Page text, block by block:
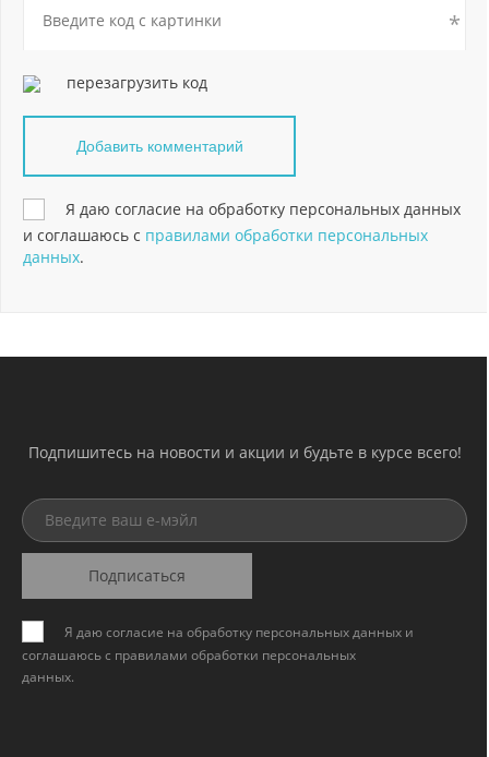
перезагрузить код
Я даю согласие на обработку персональных данных
и соглашаюсь с правилами обработки персональных
данных.
Подпишитесь на новости и акции и будьте в курсе всего!
Подписаться
Я даю согласие на обработку персональных данных и
соглашаюсь с правилами обработки персональных
данных.